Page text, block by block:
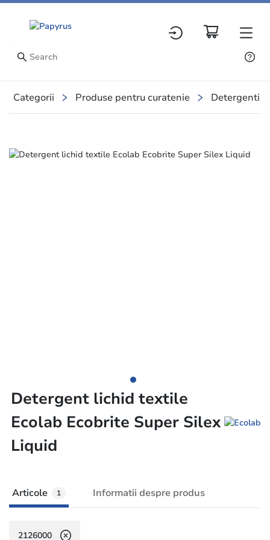
Categorii Produse pentru curatenie Detergenti
Slide 1 of 1
Detergent lichid textile
Ecolab Ecobrite Super Silex
Liquid
Articole 1 Informatii despre produs
2126000